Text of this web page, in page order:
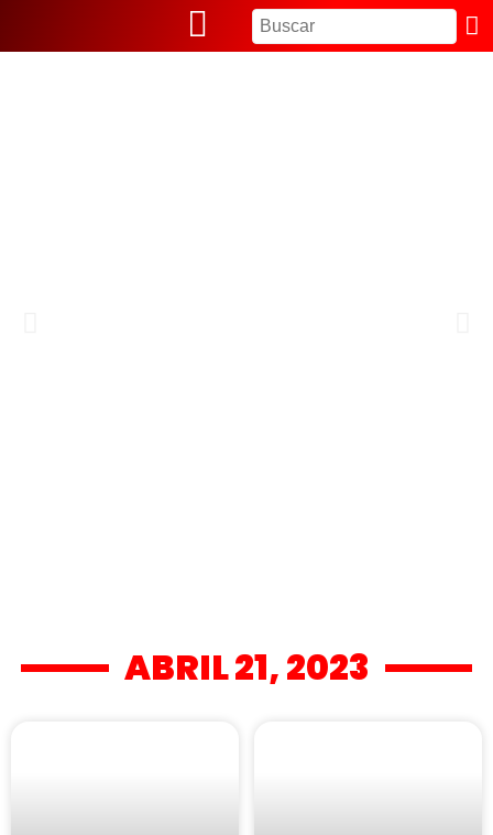
ABRIL 21, 2023